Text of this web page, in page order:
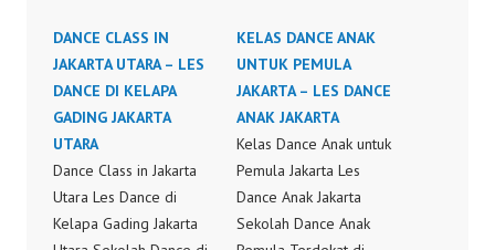
DANCE CLASS IN
JAKARTA UTARA – LES
DANCE DI KELAPA
GADING JAKARTA
UTARA
Dance Class in Jakarta
Utara Les Dance di
Kelapa Gading Jakarta
KELAS DANCE ANAK
UNTUK PEMULA
JAKARTA – LES DANCE
ANAK JAKARTA
Kelas Dance Anak untuk
Pemula Jakarta Les
Dance Anak Jakarta
Sekolah Dance Anak